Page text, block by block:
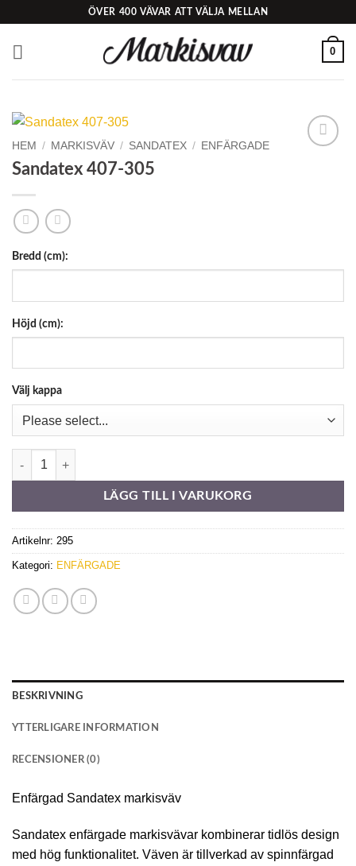
content
ÖVER 400 VÄVAR ATT VÄLJA MELLAN
0
HEM / MARKISVÄV / SANDATEX / ENFÄRGADE
Sandatex 407-305
Bredd (cm):
Höjd (cm):
Välj kappa
Sandatex 407-305 mängd
LÄGG TILL I VARUKORG
Artikelnr: 295
Kategori: ENFÄRGADE
BESKRIVNING
YTTERLIGARE INFORMATION
RECENSIONER (0)
Enfärgad Sandatex markisväv
Sandatex enfärgade markisvävar kombinerar tidlös design
med hög funktionalitet. Väven är tillverkad av spinnfärgad